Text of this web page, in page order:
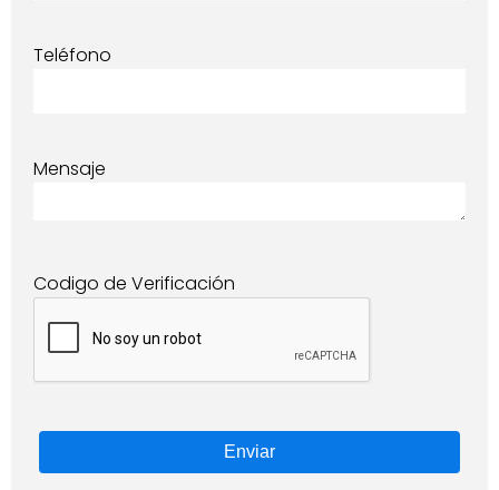
Teléfono
Mensaje
Codigo de Verificación
Enviar